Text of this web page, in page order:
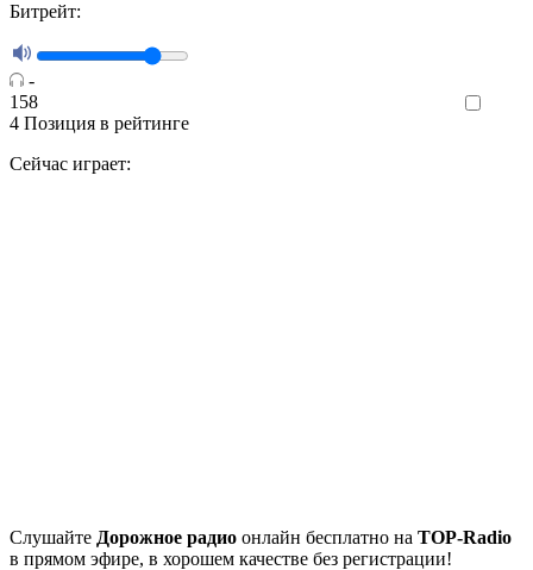
Битрейт:
-
158
4 Позиция в рейтинге
Сейчас играет:
Cлушайте Дорожное радио онлайн бесплатно на TOP-Radio
в прямом эфире, в хорошем качестве без регистрации!